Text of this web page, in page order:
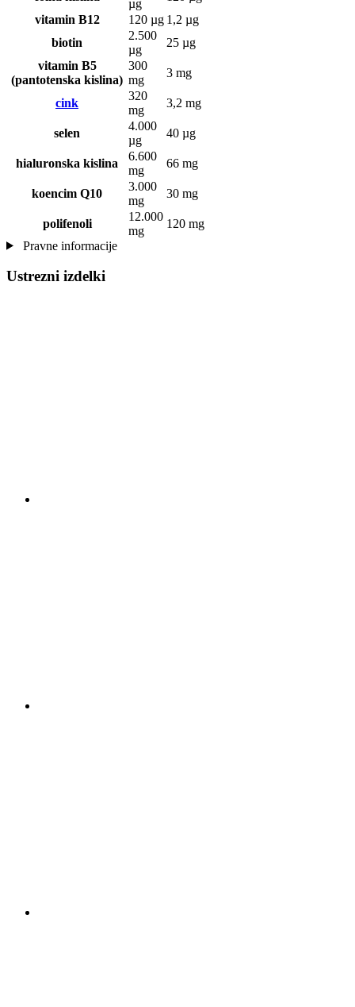
µg
vitamin B12
120 µg 1,2 µg
biotin
2.500
µg
25 µg
vitamin B5
(pantotenska kislina)
300
mg
3 mg
cink
320
mg
3,2 mg
selen
4.000
µg
40 µg
hialuronska kislina
6.600
mg
66 mg
koencim Q10
3.000
mg
30 mg
polifenoli
12.000
mg
120 mg
Pravne informacije
Ustrezni izdelki